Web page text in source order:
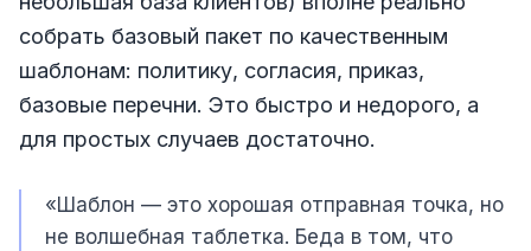
собрать базовый пакет по качественным
шаблонам: политику, согласия, приказ,
базовые перечни. Это быстро и недорого, а
для простых случаев достаточно.
«Шаблон — это хорошая отправная точка, но
не волшебная таблетка. Беда в том, что